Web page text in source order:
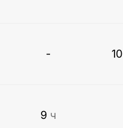
- 10
9 ч